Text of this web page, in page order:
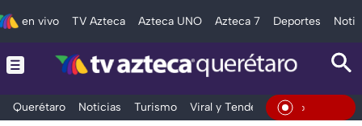
en vivo TV Azteca Azteca UNO Azteca 7 Deportes
Querétaro Noticias Turismo Viral y Tendencia Clima En Vivo